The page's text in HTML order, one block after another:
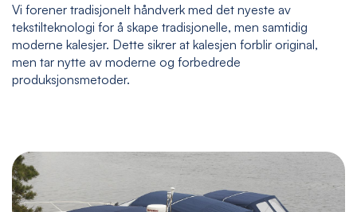
Vi forener tradisjonelt håndverk med det nyeste av
tekstilteknologi for å skape tradisjonelle, men samtidig
moderne kalesjer. Dette sikrer at kalesjen forblir original,
men tar nytte av moderne og forbedrede
produksjonsmetoder.